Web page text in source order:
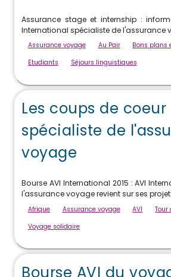
Assurance stage et internship :
International spécialiste de l'assurance
Assurance voyage Au Pair
Bons plans
Etudiants
Séjours linguistiques
Les coups de coeur
spécialiste de
voyage
Bourse AVI International 2015 : AVI
l'assurance voyage revient sur ses
Afrique Assurance voyage AVI
Tour
Voyage solidaire
Bourse AVI du